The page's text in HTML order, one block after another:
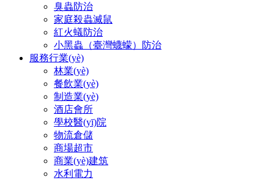
臭蟲防治
家庭殺蟲滅鼠
紅火蟻防治
小黑蟲（臺灣蠛蠓）防治
服務行業(yè)
林業(yè)
餐飲業(yè)
制造業(yè)
酒店會所
學校醫(yī)院
物流倉儲
商場超市
商業(yè)建筑
水利電力